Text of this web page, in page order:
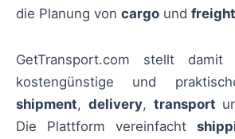
die Planung von cargo und freight
GetTransport.com stellt
kostengünstige und
shipment, delivery, transport
Die Plattform vereinfacht